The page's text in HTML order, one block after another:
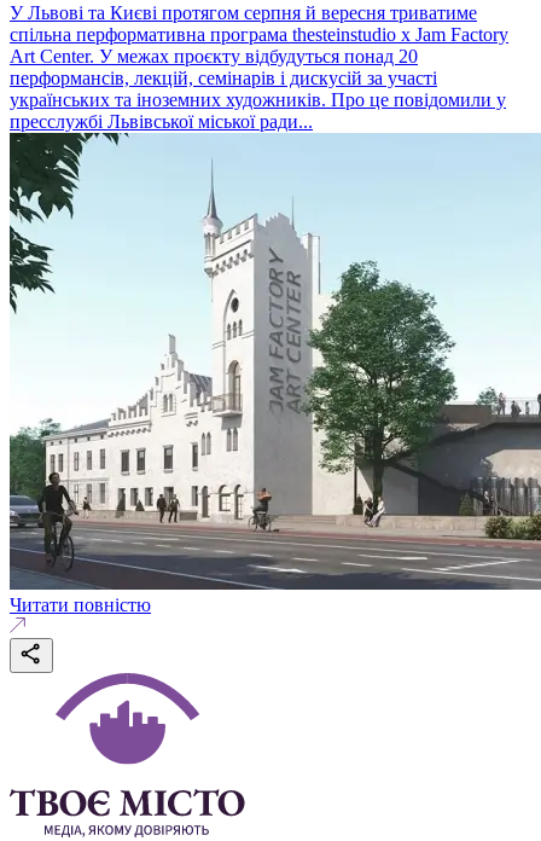
У Львові та Києві протягом серпня й вересня триватиме
спільна перформативна програма thesteinstudio x Jam Factory
Art Center. У межах проєкту відбудуться понад 20
перформансів, лекцій, семінарів і дискусій за участі
українських та іноземних художників. Про це повідомили у
пресслужбі Львівської міської ради...
Читати повністю